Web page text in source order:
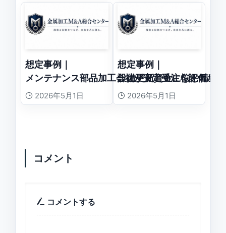
想定事例｜
メンテナンス部品加工会社が安定受注を評価さ
2026年5月1日
想定事例｜
設備更新資金に悩む精密
2026年5月1日
コメント
コメントする